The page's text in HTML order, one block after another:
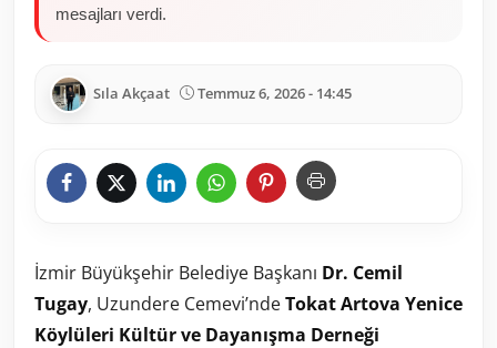
mesajları verdi.
Sıla Akçaat Temmuz 6, 2026 - 14:45
İzmir Büyükşehir Belediye Başkanı Dr. Cemil
Tugay, Uzundere Cemevi’ndeTokat Artova Yenice
Köylüleri Kültür ve Dayanışma Derneği